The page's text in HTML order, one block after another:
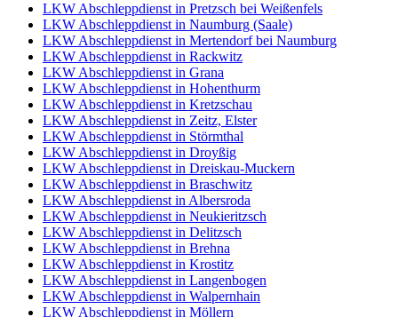
LKW Abschleppdienst in Pretzsch bei Weißenfels
LKW Abschleppdienst in Naumburg (Saale)
LKW Abschleppdienst in Mertendorf bei Naumburg
LKW Abschleppdienst in Rackwitz
LKW Abschleppdienst in Grana
LKW Abschleppdienst in Hohenthurm
LKW Abschleppdienst in Kretzschau
LKW Abschleppdienst in Zeitz, Elster
LKW Abschleppdienst in Störmthal
LKW Abschleppdienst in Droyßig
LKW Abschleppdienst in Dreiskau-Muckern
LKW Abschleppdienst in Braschwitz
LKW Abschleppdienst in Albersroda
LKW Abschleppdienst in Neukieritzsch
LKW Abschleppdienst in Delitzsch
LKW Abschleppdienst in Brehna
LKW Abschleppdienst in Krostitz
LKW Abschleppdienst in Langenbogen
LKW Abschleppdienst in Walpernhain
LKW Abschleppdienst in Möllern